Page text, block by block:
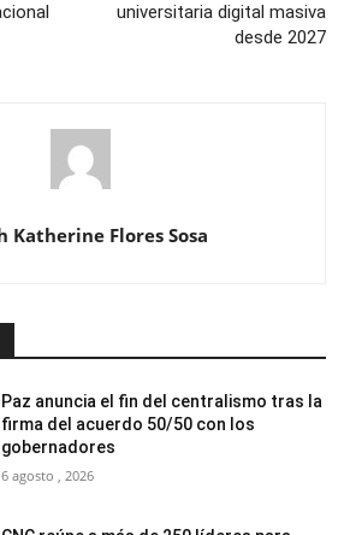
universitaria digital masiva
desde 2027
Katherine Flores Sosa
Paz anuncia el fin del centralismo tras la
firma del acuerdo 50/50 con los
gobernadores
6 agosto , 2026